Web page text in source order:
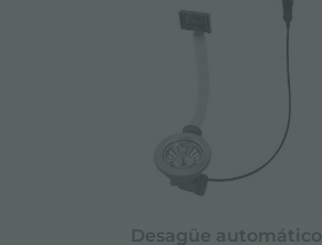
Desagüe automático